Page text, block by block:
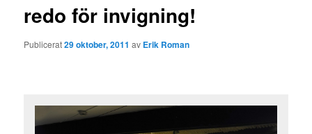
redo för invigning!
Publicerat29 oktober, 2011 av Erik Roman